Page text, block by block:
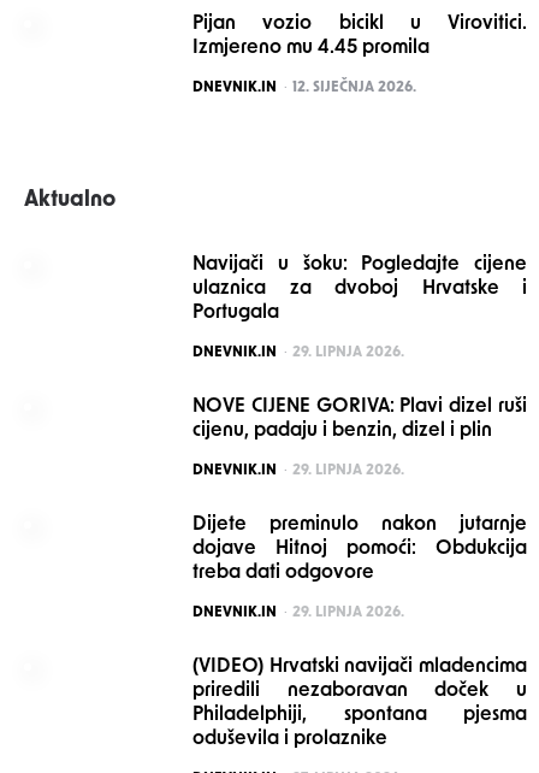
Pijan vozio bicikl u Virovitici.
Izmjereno mu 4.45 promila
POSTED
DNEVNIK.IN 12. SIJEČNJA 2026.
Aktualno
Navijači u šoku: Pogledajte cijene
ulaznica za dvoboj Hrvatske i
Portugala
POSTED
DNEVNIK.IN 29. LIPNJA 2026.
NOVE CIJENE GORIVA: Plavi dizel ruši
cijenu, padaju i benzin, dizel i plin
POSTED
DNEVNIK.IN 29. LIPNJA 2026.
Dijete preminulo nakon jutarnje
dojave Hitnoj pomoći: Obdukcija
treba dati odgovore
POSTED
DNEVNIK.IN 29. LIPNJA 2026.
(VIDEO) Hrvatski navijači mladencima
priredili nezaboravan doček u
Philadelphiji, spontana pjesma
oduševila i prolaznike